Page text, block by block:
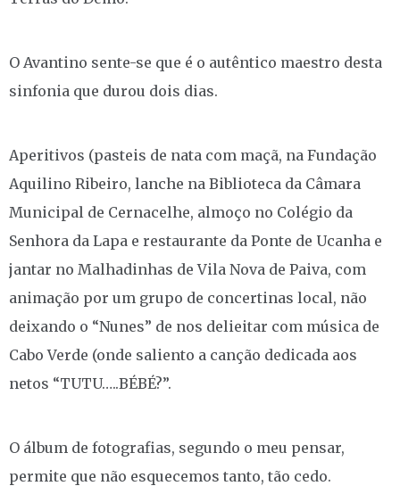
O Avantino sente-se que é o autêntico maestro desta
sinfonia que durou dois dias.
Aperitivos (pasteis de nata com maçã, na Fundação
Aquilino Ribeiro, lanche na Biblioteca da Câmara
Municipal de Cernacelhe, almoço no Colégio da
Senhora da Lapa e restaurante da Ponte de Ucanha e
jantar no Malhadinhas de Vila Nova de Paiva, com
animação por um grupo de concertinas local, não
deixando o “Nunes” de nos delieitar com música de
Cabo Verde (onde saliento a canção dedicada aos
netos “TUTU…..BÉBÉ?”.
O álbum de fotografias, segundo o meu pensar,
permite que não esquecemos tanto, tão cedo.